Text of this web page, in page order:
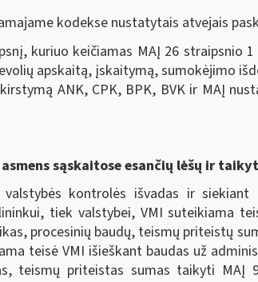
kodekse nustatytais atvejais
kuriuo keičiamas MAĮ 26 straipsnio
apskaitą, įskaitymą, sumokėjimo
ANK, CPK, BPK, BVK ir MAĮ
sąskaitose esančių lėšų ir
kontrolės išvadas ir
tiek valstybei, VMI suteikiama
procesinių baudų, teismų priteistų
teisė VMI išieškant baudas už
teismų priteistas sumas taikyti